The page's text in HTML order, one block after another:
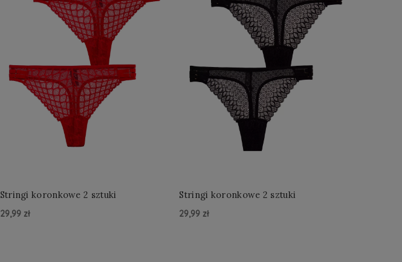
Stringi koronkowe 2 sztuki
29,99 zł
Stringi koronkowe 2 sztuki
29,99 zł